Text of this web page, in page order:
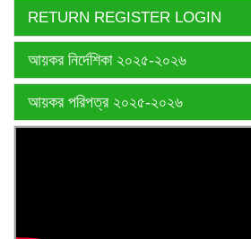
RETURN REGISTER LOGIN
আয়কর নির্দেশিকা ২০২৫-২০২৬
আয়কর পরিপত্র ২০২৫-২০২৬